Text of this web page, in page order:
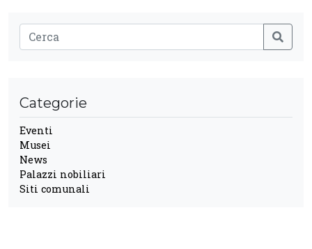
Categorie
Eventi
Musei
News
Palazzi nobiliari
Siti comunali